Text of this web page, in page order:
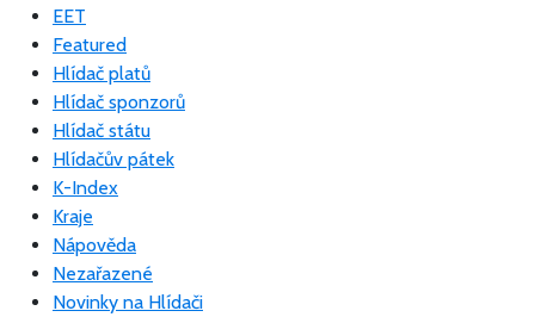
EET
Featured
Hlídač platů
Hlídač sponzorů
Hlídač státu
Hlídačův pátek
K-Index
Kraje
Nápověda
Nezařazené
Novinky na Hlídači